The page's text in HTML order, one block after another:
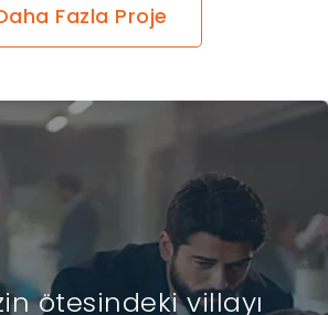
Fazla Proje
ötesindeki villayı